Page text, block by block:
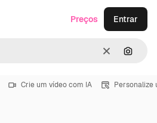
Limpar
Preços Entrar
Crie um vídeo com IA Personalize